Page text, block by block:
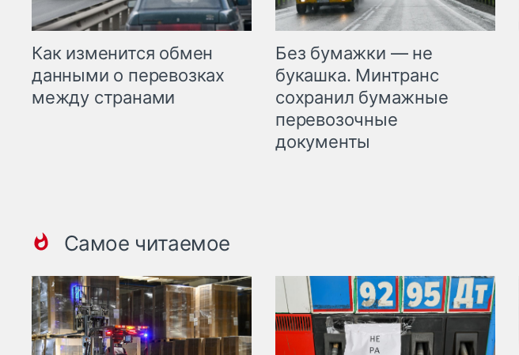
Как изменится обмен
данными о перевозках
между странами
Без бумажки — не
букашка. Минтранс
сохранил бумажные
перевозочные
документы
Самое читаемое